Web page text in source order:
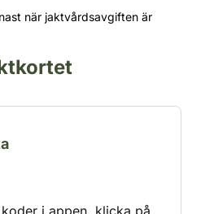
när jaktvårdsavgiften är
i appen, klicka på